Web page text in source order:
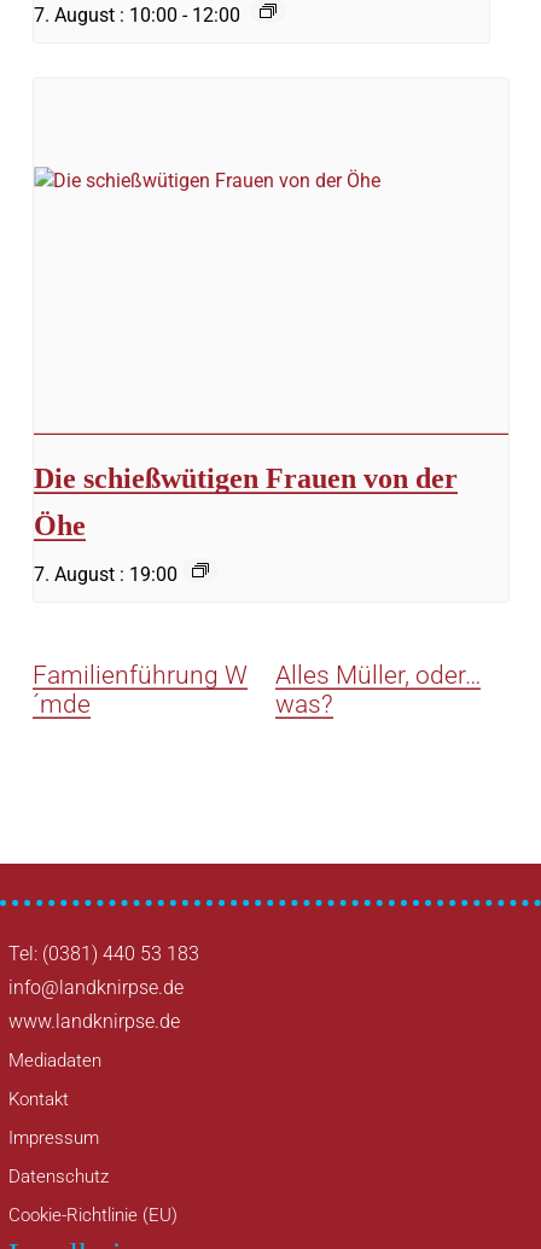
7. August : 10:00 - 12:00
Die schießwütigen Frauen von der
Öhe
7. August : 19:00
Familienführung W
´mde
Alles Müller, oder…
was?
Tel: (0381) 440 53 183
info@landknirpse.de
www.landknirpse.de
Mediadaten
Kontakt
Impressum
Datenschutz
Cookie-Richtlinie (EU)